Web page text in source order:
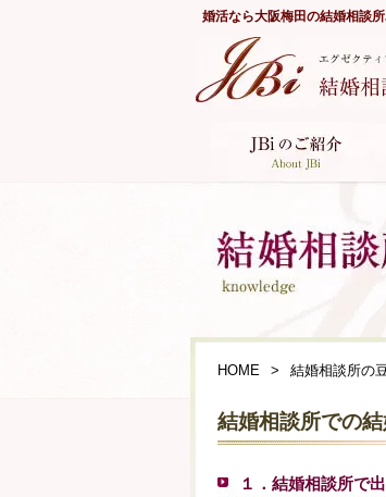
婚活なら大阪梅田の結婚相談
HOME 結婚相談所の
結婚相談所での
１．結婚相談所で